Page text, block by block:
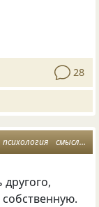
28
психология смысл
другого,
собственную.